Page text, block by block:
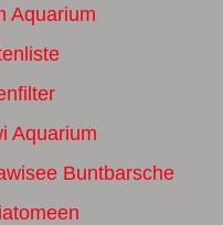
Aquarium
Aquarium
Buntbarsche